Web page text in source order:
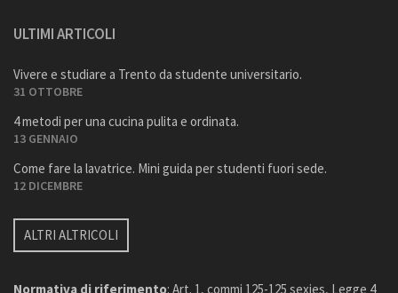
ULTIMI ARTICOLI
Vivere e studiare a Trento da studente universitario.
31 OTTOBRE
4 metodi per una cucina pulita e ordinata.
13 GENNAIO
Come fare la lavatrice. Mini guida per studenti fuori sede.
12 DICEMBRE
ALTRI ALTRICOLI
Normativa di riferimento: Art. 1, commi 125-125 sexies, Legge 4